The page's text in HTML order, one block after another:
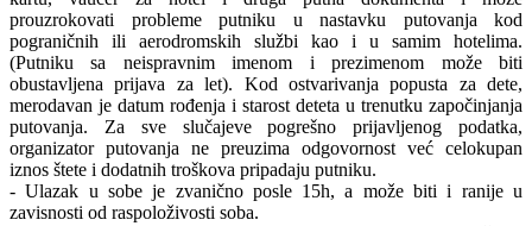
prouzrokovati probleme putniku u nastavku putovanja kod
pograničnih ili aerodromskih službi kao i u samim hotelima.
(Putniku sa neispravnim imenom i prezimenom može biti
obustavljena prijava za let). Kod ostvarivanja popusta za dete,
merodavan je datum rođenja i starost deteta u trenutku započinjanja
putovanja. Za sve slučajeve pogrešno prijavljenog podatka,
organizator putovanja ne preuzima odgovornost već celokupan
iznos štete i dodatnih troškova pripadaju putniku.
- Ulazak u sobe je zvanično posle 15h, a može biti i ranije u
zavisnosti od raspoloživosti soba.